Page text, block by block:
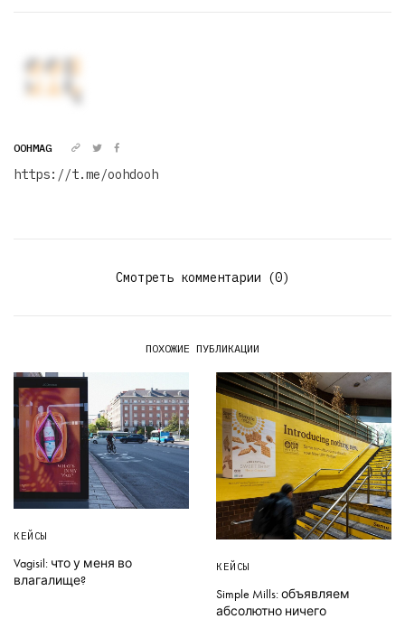
OOHMAG
https://t.me/oohdooh
Смотреть комментарии (0)
ПОХОЖИЕ ПУБЛИКАЦИИ
КЕЙСЫ
Vagisil: что у меня во
влагалище?
КЕЙСЫ
Simple Mills: объявляем
абсолютно ничего